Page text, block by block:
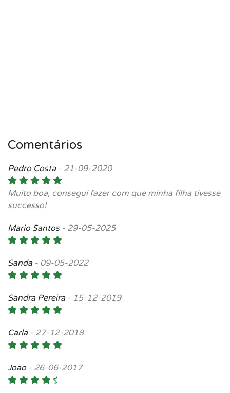
Comentários
Pedro Costa- 21-09-2020
Muito boa, consegui fazer com que minha filha tivesse
successo!
Mario Santos- 29-05-2025
Sanda- 09-05-2022
Sandra Pereira- 15-12-2019
Carla- 27-12-2018
Joao - 26-06-2017